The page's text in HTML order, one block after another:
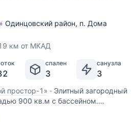
Одинцовский район, п. Дома
км от МКАД
спален
3
санузла
3
простор-1» · Элитный загородный
900 кв.м с бассейном.
район с развитой